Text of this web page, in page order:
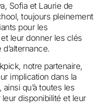
Sofia et Laurie de
toujours pleinement
pour les
leur donner les clés
notre partenaire,
implication dans la
qu’à toutes les
disponibilité et leur